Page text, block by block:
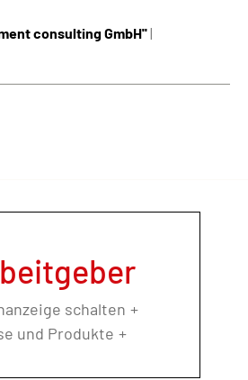
consulting GmbH''|
schalten
und Produkte